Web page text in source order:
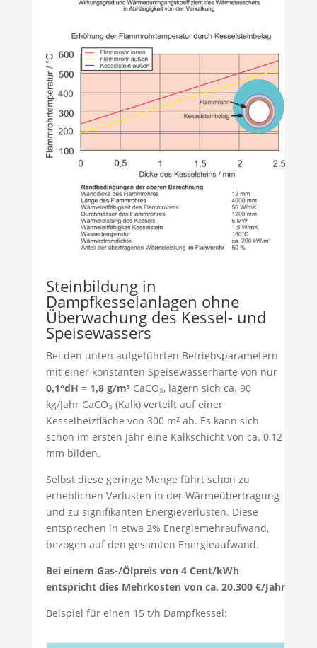
Steinbildung in
Dampfkesselanlagen ohne
Überwachung des Kessel- und
Speisewassers
Bei den unten aufgeführten Betriebsparametern
mit einer konstanten Speisewasserhärte von nur
0,1°dH = 1,8 g/m³CaCO₃, lagern sich ca. 90
kg/Jahr CaCO₃ (Kalk) verteilt auf einer
Kesselheizfläche von 300 m² ab. Es kann sich
schon im ersten Jahr eine Kalkschicht von ca. 0,12
mm bilden.
Selbst diese geringe Menge führt schon zu
erheblichen Verlusten in der Wärmeübertragung
und zu signifikanten Energieverlusten. Diese
entsprechen in etwa 2% Energiemehraufwand,
bezogen auf den gesamten Energieaufwand.
Bei einem Gas-/Ölpreis von 4 Cent/kWh
entspricht dies Mehrkosten von ca. 20.300 €/Jahr
Beispiel für einen 15 t/h Dampfkessel: